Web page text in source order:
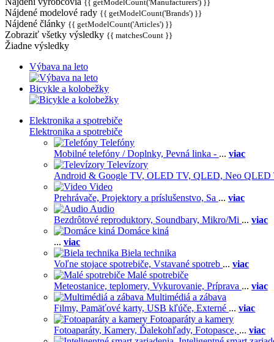
{{ getModelCount('Manufacturers') }}
Nájdené modelové rady {{ getModelCount('Brands') }}
Nájdené články {{ getModelCount('Articles') }}
Zobraziť všetky výsledky {{ matchesCount }}
Žiadne výsledky
Výbava na leto
Bicykle a kolobežky
Elektronika a spotrebiče
Elektronika a spotrebiče
Telefóny
Mobilné telefóny / Doplnky, Pevná linka - ... viac
Televízory
Android & Google TV, OLED TV, QLED, Neo QLED
Video
Prehrávače, Projektory a príslušenstvo, Sa ... viac
Audio
Bezdrôtové reproduktory, Soundbary, Mikro/Mi ... viac
Domáce kiná
... viac
Biela technika
Voľne stojace spotrebiče, Vstavané spotreb ... viac
Malé spotrebiče
Meteostanice, teplomery, Vykurovanie, Príprava ... viac
Multimédiá a zábava
Filmy, Pamäťové karty, USB kľúče, Externé ... viac
Fotoaparáty a kamery
Fotoaparáty, Kamery, Ďalekohľady, Fotopasce, ... viac